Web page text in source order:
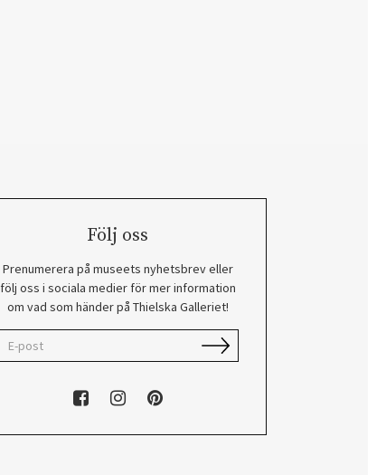
Följ oss
Prenumerera på museets nyhetsbrev eller
följ oss i sociala medier för mer information
om vad som händer på Thielska Galleriet!